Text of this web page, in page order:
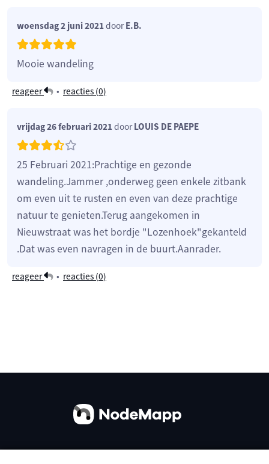
woensdag 2 juni 2021doorE.B.
Mooie wandeling
reageer • reacties (0)
vrijdag 26 februari 2021doorLOUIS DE PAEPE
25 Februari 2021:Prachtige en gezonde
wandeling.Jammer ,onderweg geen enkele zitbank
om even uit te rusten en even van deze prachtige
natuur te genieten.Terug aangekomen in
Nieuwstraat was het bordje "Lozenhoek"gekanteld
.Dat was even navragen in de buurt.Aanrader.
reageer • reacties (0)